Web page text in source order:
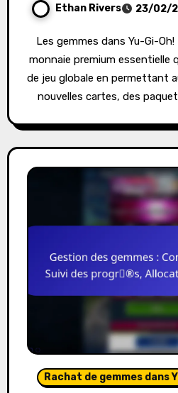
Ethan Rivers 23/02/
Les gemmes dans Yu-Gi-Oh! Duel Links servent de
monnaie premium essentielle
de jeu globale en permettant
nouvelles cartes, des
Rachat de gemmes dans